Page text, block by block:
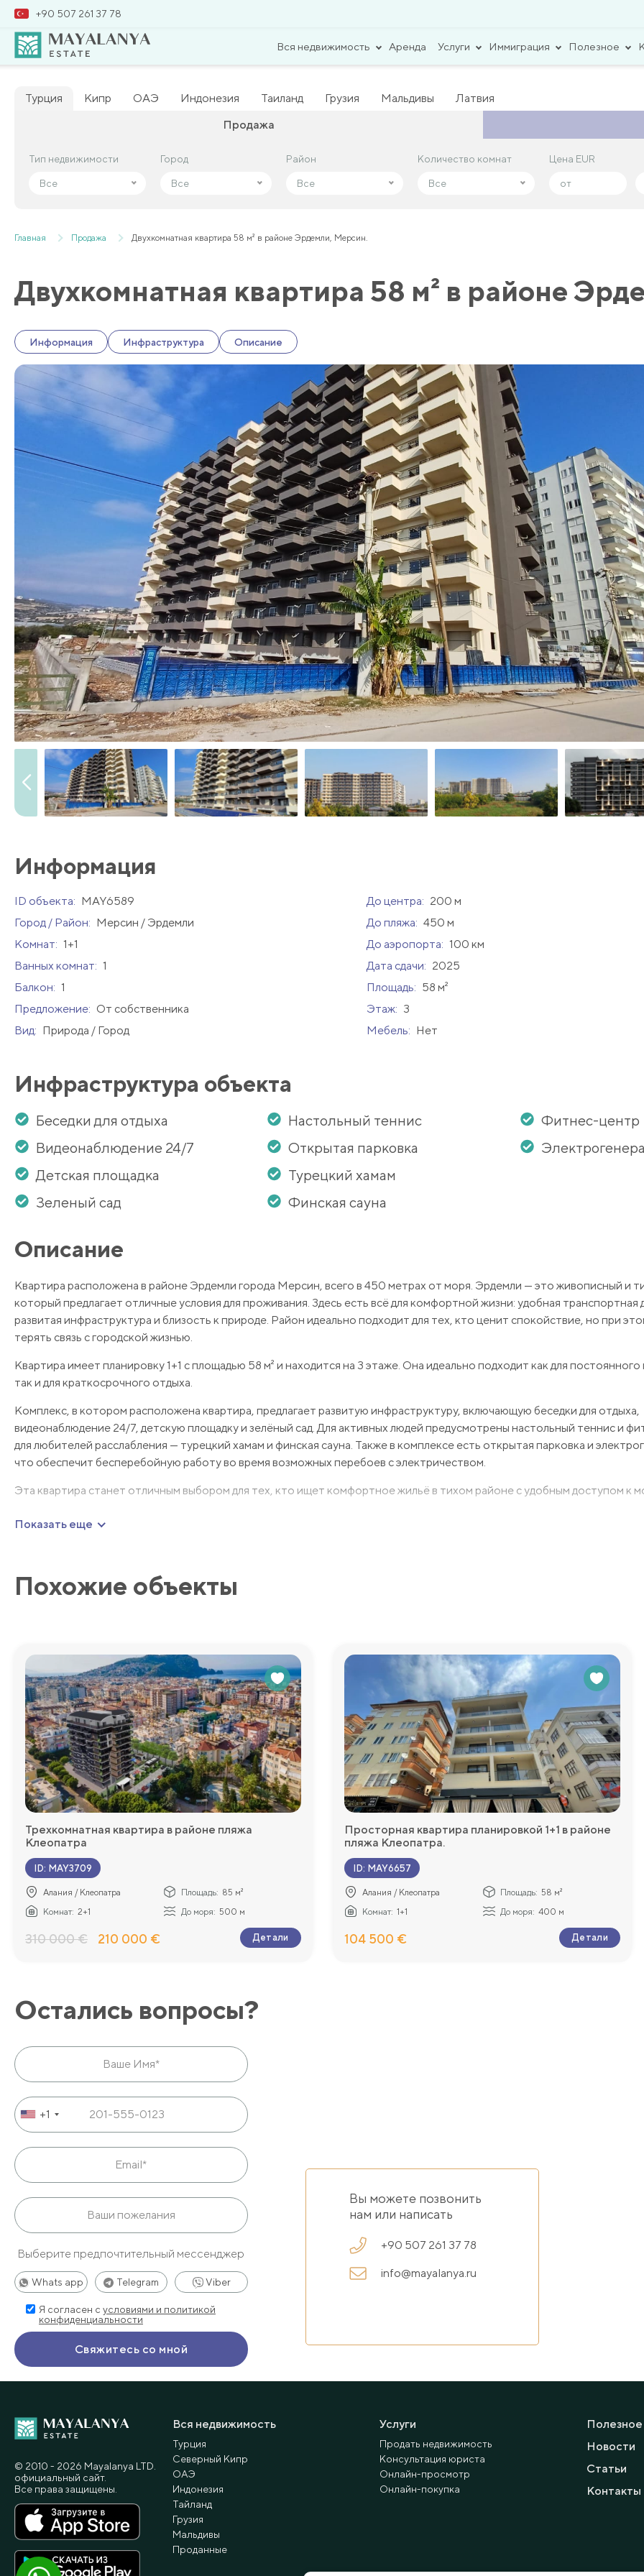
+90 507 261 37 78
Вся недвижимость Аренда Услуги Иммиграция Полезное
Турция Кипр ОАЭ Индонезия Таиланд Грузия Мальдивы
Латвия
Продажа
Тип недвижимости
Все
Город
Все
Район
Все
Количество комнат
Все
Цена EUR
Тип недвижимости
Все
Город
Все
Район
Все
Количество комнат
Все
Цена EUR
Главная Продажа Двухкомнатная квартира 58 м² в районе Эрдемли, Мерсин.
Двухкомнатная квартира 58 м² в районе
Информация Инфраструктура Описание
Информация
ID объекта: MAY6589 До центра: 200 м
Город / Район: Мерсин / Эрдемли До пляжа: 450 м
Комнат: 1+1 До аэропорта: 100 км
Ванных комнат: 1 Дата сдачи: 2025
Балкон: 1 Площадь: 58 м²
Предложение: От собственника Этаж: 3
Вид: Природа / Город Мебель: Нет
Инфраструктура объекта
Беседки для отдыха
Видеонаблюдение 24/7
Детская площадка
Зеленый сад
Настольный теннис
Открытая парковка
Турецкий хамам
Финская сауна
Фитнес-центр
Описание
Квартира расположена в районе Эрдемли города Мерсин, всего в 450 метрах от моря. Эрдемли — это живописный и
который предлагает отличные условия для проживания. Здесь есть всё для комфортной жизни: удобная транспортная
развитая инфраструктура и близость к природе. Район идеально подходит для тех, кто ценит спокойствие, но при
терять связь с городской жизнью.
Квартира имеет планировку 1+1 с площадью 58 м² и находится на 3 этаже. Она идеально подходит как для
так и для краткосрочного отдыха.
Комплекс, в котором расположена квартира, предлагает развитую инфраструктуру, включающую беседки для отдыха,
видеонаблюдение 24/7, детскую площадку и зелёный сад. Для активных людей предусмотрены настольный теннис и
для любителей расслабления — турецкий хамам и финская сауна. Также в комплексе есть открытая парковка и
что обеспечит бесперебойную работу во время возможных перебоев с электричеством.
Эта квартира станет отличным выбором для тех, кто ищет комфортное жильё в тихом районе с удобным доступом к
Мы будем рады ответить на любые дополнительные вопросы, которые у Вас возникнут и с удовольствием
Показать еще
Похожие объекты
Трехкомнатная квартира в районе пляжа
Клеопатра
ID: MAY3709
Алания / Клеопатра Площадь: 85 м²
Комнат: 2+1 До моря: 500 м
310 000 € 210 000 € Детали
Просторная квартира планировкой 1+1 в районе
пляжа Клеопатра.
ID: MAY6657
Алания / Клеопатра Площадь: 58 м²
Комнат: 1+1 До моря: 400 м
104 500 € Детали
Остались вопросы?
+1
Выберите предпочтительный мессенджер
Whats app Telegram Viber
Я согласен с условиями и политикой
конфиденциальности
Вы можете позвонить
нам или написать
+90 507 261 37 78
info@mayalanya.ru
Вся недвижимость
Турция
Северный Кипр
ОАЭ
Индонезия
Тайланд
Грузия
Мальдивы
Проданные
Услуги
Продать недвижимость
Консультация юриста
Онлайн-просмотр
Онлайн-покупка
Полезное
Новости
Статьи
Контакты
© 2010 - 2026 Мayalanya LTD.
официальный сайт.
Все права защищены.